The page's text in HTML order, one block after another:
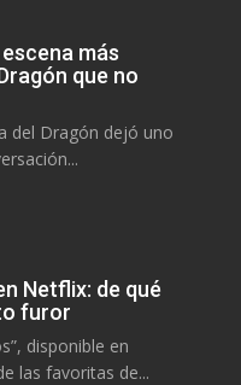
más
que no
del Dragón dejó uno
Netflix: de qué
furor
disponible en
las favoritas de...